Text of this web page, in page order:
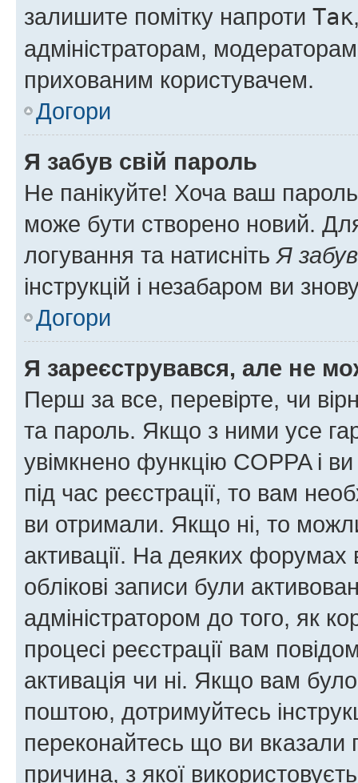
залишите помітку напроти Так
адміністраторам,
прихованим користувачем.
Догори
Я забув свій пароль
Не панікуйте! Хоча ваш
може бути створено новий.
логування та натисніть Я
інструкцій і незабаром ви
Догори
Я зареєструвався, але не
Перш за все, перевірте, чи
та пароль. Якщо з ними усе
увімкнено функцію COPPA і
під час реєстрації, то вам
ви отримали. Якщо ні, то
активації. На деяких форумах
облікові записи були
адміністратором до того, як
процесі реєстрації вам
активація чи ні. Якщо вам
поштою, дотримуйтесь
переконайтесь що ви
причина, з якої